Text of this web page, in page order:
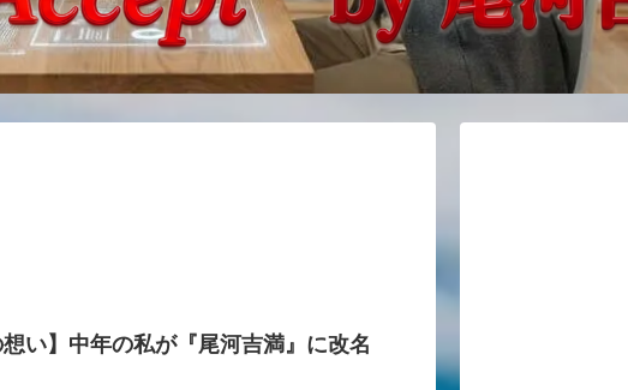
想い】中年の私が『尾河吉満』に改名